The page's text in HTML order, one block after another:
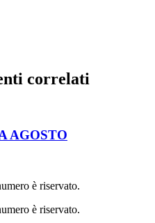
correlati
AGOSTO
è riservato.
è riservato.